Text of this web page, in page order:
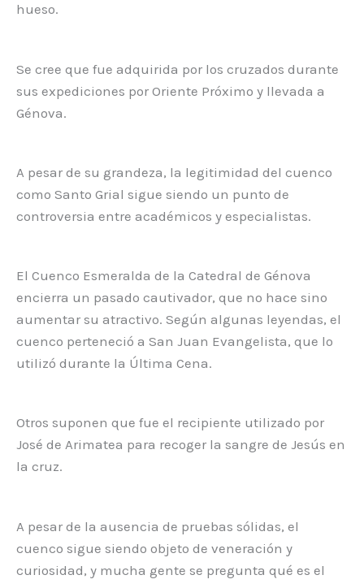
hueso.
Se cree que fue adquirida por los cruzados durante
sus expediciones por Oriente Próximo y llevada a
Génova.
A pesar de su grandeza, la legitimidad del cuenco
como Santo Grial sigue siendo un punto de
controversia entre académicos y especialistas.
El Cuenco Esmeralda de la Catedral de Génova
encierra un pasado cautivador, que no hace sino
aumentar su atractivo. Según algunas leyendas, el
cuenco perteneció a San Juan Evangelista, que lo
utilizó durante la Última Cena.
Otros suponen que fue el recipiente utilizado por
José de Arimatea para recoger la sangre de Jesús en
la cruz.
A pesar de la ausencia de pruebas sólidas, el
cuenco sigue siendo objeto de veneración y
curiosidad, y mucha gente se pregunta qué es el